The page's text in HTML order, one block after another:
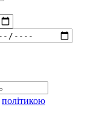
політикою